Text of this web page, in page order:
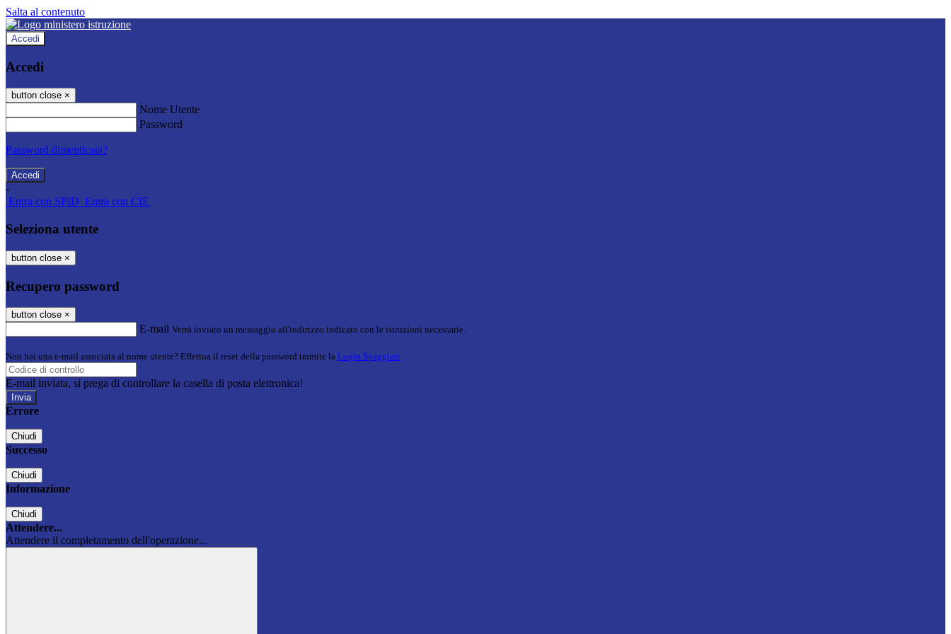
Salta al contenuto
Accedi
Accedi
button close ×
Nome Utente
Password
Password dimenticata?
-
Entra con SPID Entra con CIE
Seleziona utente
button close ×
Recupero password
button close ×
E-mail Verrà inviato un messaggio all'indirizzo indicato con le istruzioni necessarie.
Non hai una e-mail associata al nome utente? Effettua il reset della password tramite la Login Spaggiari
E-mail inviata, si prega di controllare la casella di posta elettronica!
Errore
Chiudi
Successo
Chiudi
Informazione
Chiudi
Attendere...
Attendere il completamento dell'operazione...